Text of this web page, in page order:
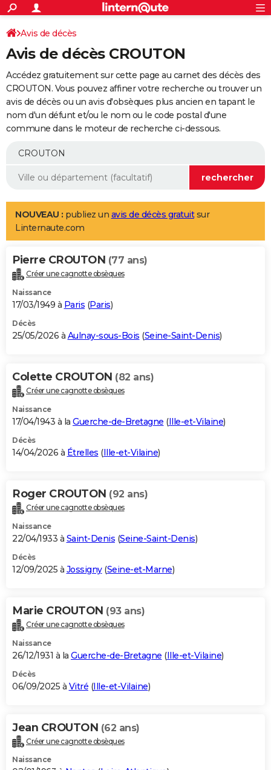
ACTUALITÉS
Politique
Société
Faits Divers
Education
Monde
Villes
+
SPORT
Coupe du monde 2026
Football
Tennis
Cyclisme
Rugby
Forum
Programme TV
TNT
Streaming
Cinéma
Sorties cinéma
Musique
+
FINANCE
Retraite
Epargne
Immobilier
Risques naturels par ville
Banque
Assurance
AUTO
Essais
Réserver un essai
Citadines
Berlines
SUV
Forum auto
+
Mobiles
Meilleur smartphone
Internet
Ordinateurs
Jeux vidéo
Guide high-tech
Aménagement intérieur
LIFESTYLE
Art de vivre
Bien-être
Loisirs
Mode
Modes de vie
Alimentation
Guide de la santé
Maladies
Médicaments
Sommeil
VOYAGE
Destinations
City break
Voyage nature
Voyage de noces
Forum
Climat
+PHOTO
GUIDES D'ACHAT
BONS PLANS
Carte de Noël
Carte Bonne année
Carte Saint-Valentin
Carte Pâques
Carte d'anniversaire
DICTIONNAIRE
Dictionnaire
Biographies
Citations
Expressions
Proverbes
PROGRAMME TV
S'inscrire
Se connecter
Lycées
Collèges
Primaires
Universités
Entreprises
Service militaire
Avis de recherche
AVIS DE DÉCÈS
Bricolage
Lifestyle
Culture
Sport
Auto
Television
Voyage
Cinema
Avis de décès
Avis de décès CROUTON
Accédez gratuitement sur cette page au carnet des décès des
CROUTON. Vous pouvez affiner votre recherche ou trouver un
avis de décès ou un avis d'obsèques plus ancien en tapant le
nom d'un défunt et/ou le nom ou le code postal d'une
commune dans le moteur de recherche ci-dessous.
NOUVEAU : publiez un avis de décès gratuitsur
Linternaute.com
Pierre CROUTON (77 ans)
Créer une cagnotte obsèques
Naissance
17/03/1949 à Paris (Paris)
Décès
25/05/2026 à Aulnay-sous-Bois (Seine-Saint-Denis)
Colette CROUTON (82 ans)
Créer une cagnotte obsèques
Naissance
17/04/1943 à la Guerche-de-Bretagne (Ille-et-Vilaine)
Décès
14/04/2026 à Étrelles (Ille-et-Vilaine)
Roger CROUTON (92 ans)
Créer une cagnotte obsèques
Naissance
22/04/1933 à Saint-Denis (Seine-Saint-Denis)
Décès
12/09/2025 à Jossigny(Seine-et-Marne)
Marie CROUTON (93 ans)
Créer une cagnotte obsèques
Naissance
26/12/1931 à la Guerche-de-Bretagne (Ille-et-Vilaine)
Décès
06/09/2025 à Vitré (Ille-et-Vilaine)
Jean CROUTON (62 ans)
Créer une cagnotte obsèques
Naissance